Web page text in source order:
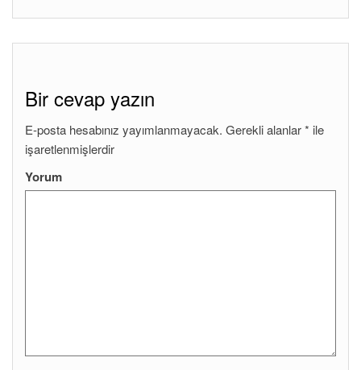
Bir cevap yazın
E-posta hesabınız yayımlanmayacak. Gerekli alanlar* ile
işaretlenmişlerdir
Yorum